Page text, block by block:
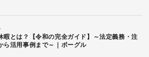
暇とは？【令和の完全ガイド】～法定義務・注
ら活用事例まで～｜ボーグル